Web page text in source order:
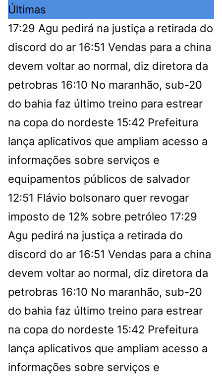
Últimas
17:29 Agu pedirá na justiça a retirada do
discord do ar 16:51 Vendas para a china
devem voltar ao normal, diz diretora da
petrobras 16:10 No maranhão, sub-20
do bahia faz último treino para estrear
na copa do nordeste 15:42 Prefeitura
lança aplicativos que ampliam acesso a
informações sobre serviços e
equipamentos públicos de salvador
12:51 Flávio bolsonaro quer revogar
imposto de 12% sobre petróleo 17:29
Agu pedirá na justiça a retirada do
discord do ar 16:51 Vendas para a china
devem voltar ao normal, diz diretora da
petrobras 16:10 No maranhão, sub-20
do bahia faz último treino para estrear
na copa do nordeste 15:42 Prefeitura
lança aplicativos que ampliam acesso a
informações sobre serviços e